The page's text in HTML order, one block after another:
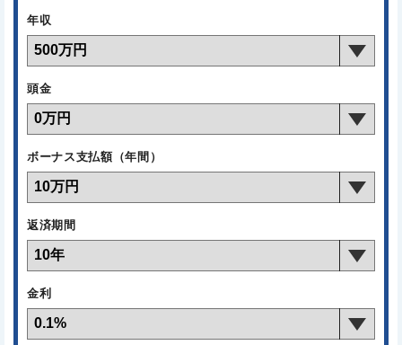
年収
頭金
ボーナス支払額（年間）
返済期間
金利